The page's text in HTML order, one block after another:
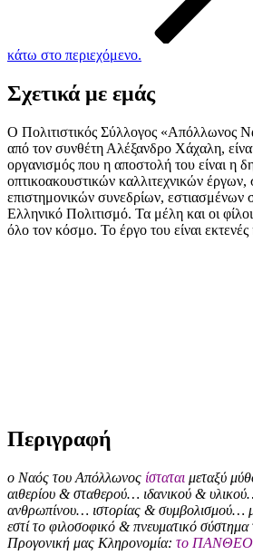
κάτω στο περιεχόμενο.
Σχετικά με εμάς
Ο Πολιτιστικός Σύλλογος «Απόλλωνος
από τον συνθέτη Αλέξανδρο Χάχαλη,
οργανισμός που η αποστολή του είναι η
οπτικοακουστικών καλλιτεχνικών έργων,
επιστημονικών συνεδρίων, εστιασμένων
Ελληνικό Πολιτισμό. Τα μέλη και οι
όλο τον κόσμο. Το έργο του είναι εκτενές
Περιγραφή
ο Ναός του Απόλλωνος ίσταται μεταξύ
αιθερίου & σταθερού… ιδανικού &
ανθρωπίνου… ιστορίας & συμβολισμού…
εστί το φιλοσοφικό & πνευματικό
Προγονική μας Κληρονομία: το